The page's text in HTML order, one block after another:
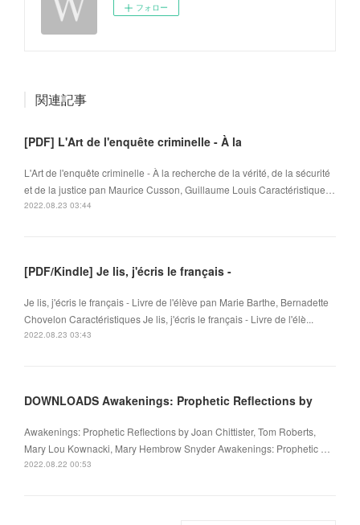
フォロー
関連記事
[PDF] L'Art de l'enquête criminelle - À la
L'Art de l'enquête criminelle - À la recherche de la vérité, de la sécurité
et de la justice pan Maurice Cusson, Guillaume Louis Caractéristique…
2022.08.23 03:44
[PDF/Kindle] Je lis, j'écris le français -
Je lis, j'écris le français - Livre de l'élève pan Marie Barthe, Bernadette
Chovelon Caractéristiques Je lis, j'écris le français - Livre de l'élè...
2022.08.23 03:43
DOWNLOADS Awakenings: Prophetic Reflections by
Awakenings: Prophetic Reflections by Joan Chittister, Tom Roberts,
Mary Lou Kownacki, Mary Hembrow Snyder Awakenings: Prophetic …
2022.08.22 00:53